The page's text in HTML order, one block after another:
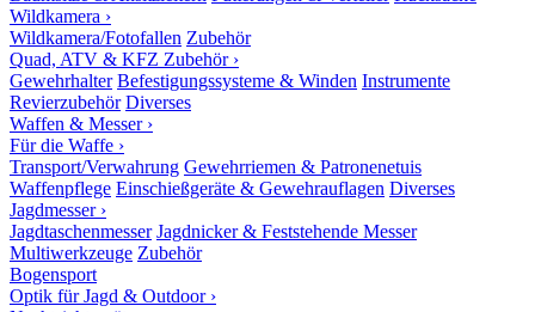
Wildkamera ›
Wildkamera/Fotofallen Zubehör
Quad, ATV & KFZ Zubehör ›
Gewehrhalter Befestigungssysteme & Winden Instrumente
Revierzubehör Diverses
Waffen & Messer ›
Für die Waffe ›
Transport/Verwahrung Gewehrriemen & Patronenetuis
Waffenpflege Einschießgeräte & Gewehrauflagen Diverses
Jagdmesser ›
Jagdtaschenmesser Jagdnicker & Feststehende Messer
Multiwerkzeuge Zubehör
Bogensport
Optik für Jagd & Outdoor ›